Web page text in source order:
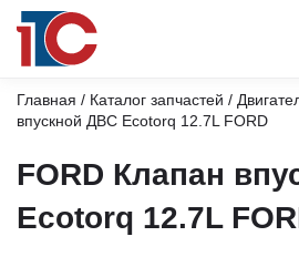
Главная / Каталог запчастей /
впускной ДВС Ecotorq 12.7L FORD
FORD Клапан
Ecotorq 12.7L